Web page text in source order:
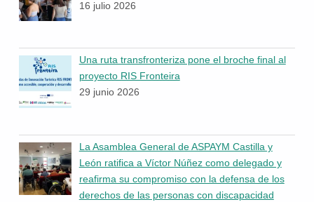
16 julio 2026
Una ruta transfronteriza pone el broche final al
proyecto RIS Fronteira
29 junio 2026
La Asamblea General de ASPAYM Castilla y
León ratifica a Víctor Núñez como delegado y
reafirma su compromiso con la defensa de los
derechos de las personas con discapacidad